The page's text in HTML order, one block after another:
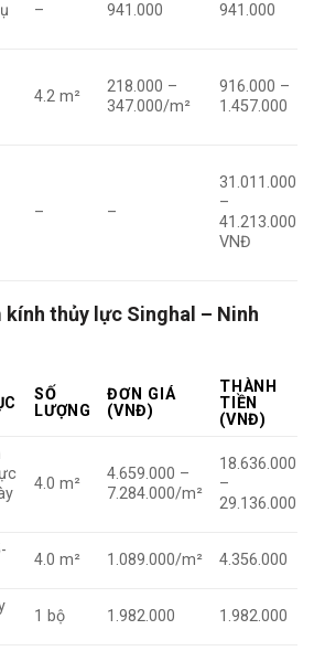
– 941.000 941.000
4.2 m²
218.000 –
347.000/m²
916.000 –
1.457.000
– –
31.011.000
–
41.213.000
VNĐ
kính thủy lực Singhal – Ninh
SỐ
LƯỢNG
ĐƠN GIÁ
(VNĐ)
THÀNH
TIỀN
(VNĐ)
4.0 m²
4.659.000 –
7.284.000/m²
18.636.000
–
29.136.000
4.0 m² 1.089.000/m² 4.356.000
1 bộ 1.982.000 1.982.000